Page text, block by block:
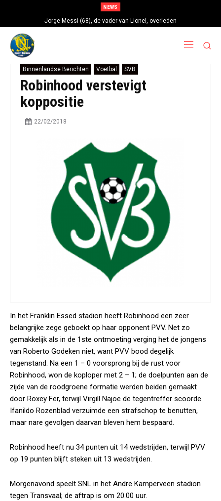
NEWS
Jorge Messi (68), de vader van Lionel, overleden
Binnenlandse Berichten Voetbal SVB
Robinhood verstevigt
koppositie
22/02/2018
In het Franklin Essed stadion heeft Robinhood een zeer
belangrijke zege geboekt op haar opponent PVV. Net zo
gemakkelijk als in de 1ste ontmoeting verging het de jongens
van Roberto Godeken niet, want PVV bood degelijk
tegenstand. Na een 1 – 0 voorsprong bij de rust voor
Robinhood, won de koploper met 2 – 1; de doelpunten aan de
zijde van de roodgroene formatie werden beiden gemaakt
door Roxey Fer, terwijl Virgill Najoe de tegentreffer scoorde.
Ifanildo Rozenblad verzuimde een strafschop te benutten,
maar nare gevolgen daarvan bleven hem bespaard.
Robinhood heeft nu 34 punten uit 14 wedstrijden, terwijl PVV
op 19 punten blijft steken uit 13 wedstrijden.
Morgenavond speelt SNL in het Andre Kamperveen stadion
tegen Transvaal; de aftrap is om 20.00 uur.